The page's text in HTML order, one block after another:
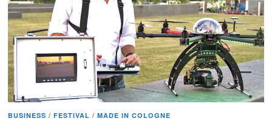
BUSINESS / FESTIVAL / MADE IN COLOGNE